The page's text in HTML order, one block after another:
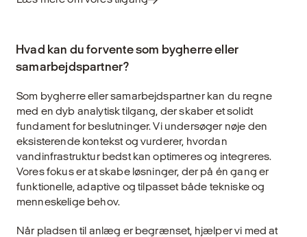
Hvad kan du forvente som bygherre eller
samarbejdspartner?
Som bygherre eller samarbejdspartner kan du regne
med en dyb analytisk tilgang, der skaber et solidt
fundament for beslutninger. Vi undersøger nøje den
eksisterende kontekst og vurderer, hvordan
vandinfrastruktur bedst kan optimeres og integreres.
Vores fokus er at skabe løsninger, der på én gang er
funktionelle, adaptive og tilpasset både tekniske og
menneskelige behov.
Når pladsen til anlæg er begrænset, hjælper vi med at